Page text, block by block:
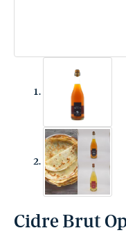
Cidre Brut